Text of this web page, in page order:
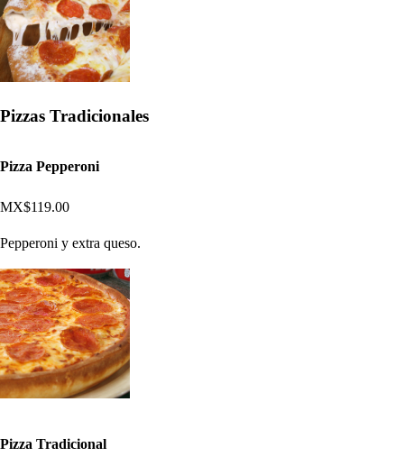
Pizzas Tradicionales
Pizza Pepperoni
MX$119.00
Pepperoni y extra queso.
Pizza Tradicional